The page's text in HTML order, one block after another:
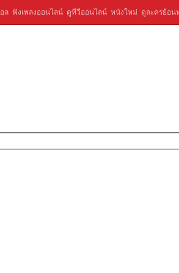
ล ฟังเพลงออนไลน์ ดูทีวีออนไลน์ หนังใหม่ ดูละครย้อน